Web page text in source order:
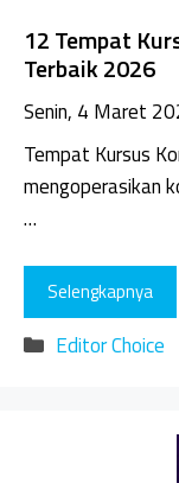
12 Tempat
Terbaik 2026
Senin, 4 Maret
Tempat Kursus
mengoperasikan
…
Selengkapnya
Kategori
Editor Choice